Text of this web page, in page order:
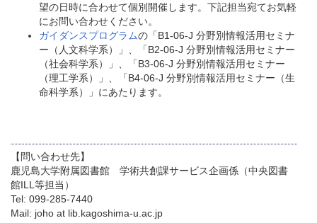
望の日時に合わせて個別開催します。下記担当宛てお気軽
にお問い合わせください。
ガイダンスプログラムの「B1-06-J 分野別情報活用セミナ
ー（人文科学系）」、「B2-06-J 分野別情報活用セミナー
（社会科学系）」、「B3-06-J 分野別情報活用セミナー
（理工学系）」、「B4-06-J 分野別情報活用セミナー（生
命科学系）」にあたります。
【問い合わせ先】
鹿児島大学附属図書館 学術共創課サービス企画係（中央図書
館ILL等担当）
Tel: 099-285-7440
Mail: joho at lib.kagoshima-u.ac.jp